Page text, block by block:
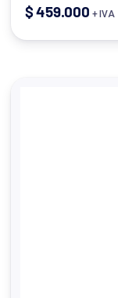
$459.000 + IVA